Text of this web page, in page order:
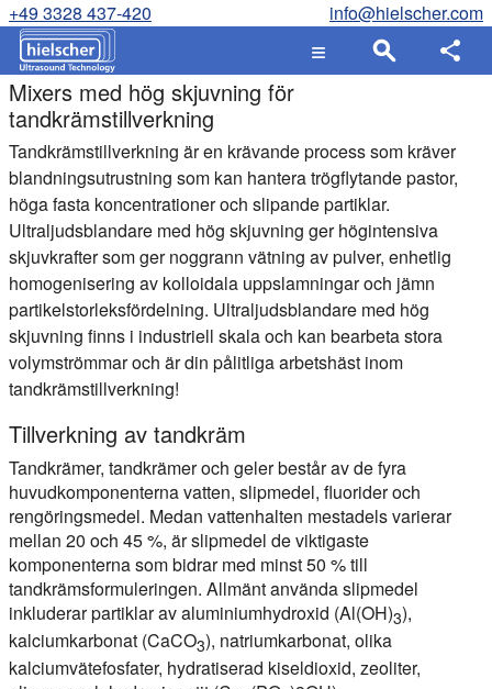
+49 3328 437-420 info@hielscher.com
Mixers med hög skjuvning för
tandkrämstillverkning
Tandkrämstillverkning är en krävande process som kräver
blandningsutrustning som kan hantera trögflytande pastor,
höga fasta koncentrationer och slipande partiklar.
Ultraljudsblandare med hög skjuvning ger högintensiva
skjuvkrafter som ger noggrann vätning av pulver, enhetlig
homogenisering av kolloidala uppslamningar och jämn
partikelstorleksfördelning. Ultraljudsblandare med hög
skjuvning finns i industriell skala och kan bearbeta stora
volymströmmar och är din pålitliga arbetshäst inom
tandkrämstillverkning!
Tillverkning av tandkräm
Tandkrämer, tandkrämer och geler består av de fyra
huvudkomponenterna vatten, slipmedel, fluorider och
rengöringsmedel. Medan vattenhalten mestadels varierar
mellan 20 och 45 %, är slipmedel de viktigaste
komponenterna som bidrar med minst 50 % till
tandkrämsformuleringen. Allmänt använda slipmedel
inkluderar partiklar av aluminiumhydroxid (Al(OH)3),
kalciumkarbonat (CaCO3), natriumkarbonat, olika
kalciumvätefosfater, hydratiserad kiseldioxid, zeoliter,